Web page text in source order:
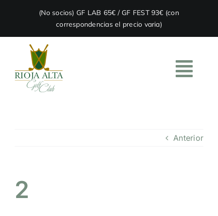
(No socios) GF LAB 65€ / GF FEST 93€ (con
correspondencias el precio varia)
Anterior
2